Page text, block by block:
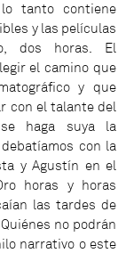
tanto contiene
y las películas
dos horas. El
el camino que
y que
con el talante del
haga suya la
con la
y Agustín en el
horas y horas
las tardes de
no podrán
narrativo o este